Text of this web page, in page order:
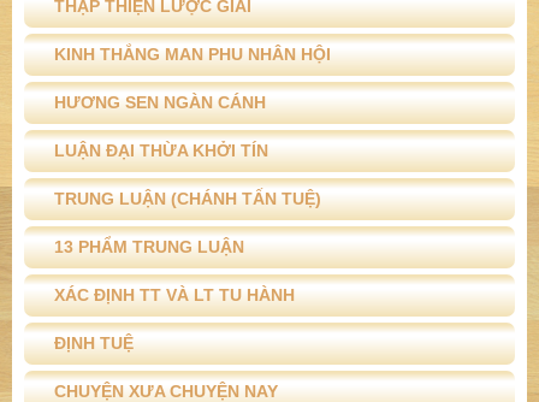
THẬP THIỆN LƯỢC GIẢI
KINH THẮNG MAN PHU NHÂN HỘI
HƯƠNG SEN NGÀN CÁNH
LUẬN ĐẠI THỪA KHỞI TÍN
TRUNG LUẬN (CHÁNH TẤN TUỆ)
13 PHẨM TRUNG LUẬN
XÁC ĐỊNH TT VÀ LT TU HÀNH
ĐỊNH TUỆ
CHUYỆN XƯA CHUYỆN NAY